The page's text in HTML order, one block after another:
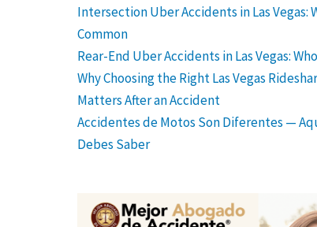
Intersection Uber Accidents in Las Vegas:
Common
Rear-End Uber Accidents in Las Vegas:
Why Choosing the Right Las Vegas
Matters After an Accident
Accidentes de Motos Son Diferentes —
Debes Saber